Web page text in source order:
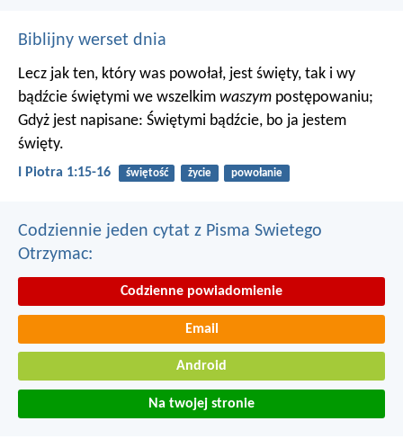
Biblijny werset dnia
Lecz jak ten, który was powołał, jest święty, tak i wy
bądźcie świętymi we wszelkim waszym postępowaniu;
Gdyż jest napisane: Świętymi bądźcie, bo ja jestem
święty.
I Piotra 1:15-16 świętość życie powołanie
Codziennie jeden cytat z Pisma Swietego
Otrzymac:
Codzienne powiadomienie
Email
Android
Na twojej stronie